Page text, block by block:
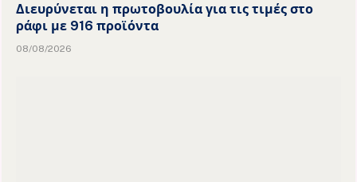
Διευρύνεται η πρωτοβουλία για τις τιμές στο
ράφι με 916 προϊόντα
08/08/2026